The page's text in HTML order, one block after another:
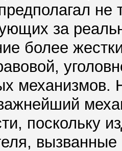
не
за
более
поскольку